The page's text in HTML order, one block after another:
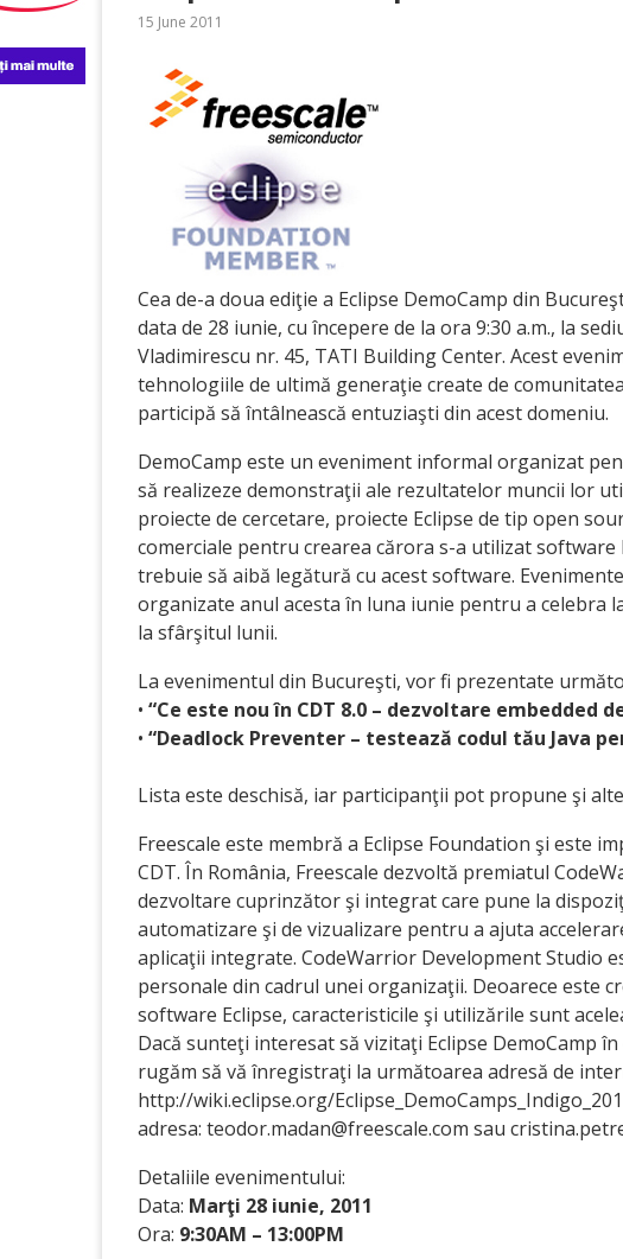
15 June 2011
Cea de-a doua ediţie a Eclipse DemoCamp din
data de 28 iunie, cu începere de la ora 9:30 a.m., la
Vladimirescu nr. 45, TATI Building Center. Acest
tehnologiile de ultimă generaţie create de
participă să întâlnească entuziaşti din acest domeniu.
DemoCamp este un eveniment informal organizat
să realizeze demonstraţii ale rezultatelor muncii lor
proiecte de cercetare, proiecte Eclipse de tip open
comerciale pentru crearea cărora s-a utilizat
trebuie să aibă legătură cu acest software.
organizate anul acesta în luna iunie pentru a celebra
la sfârşitul lunii.
La evenimentul din Bucureşti, vor fi prezentate
• “Ce este nou în CDT 8.0 – dezvoltare embedded
• “Deadlock Preventer – testează codul tău Java
Lista este deschisă, iar participanţii pot propune şi
Freescale este membră a Eclipse Foundation şi este
CDT. În România, Freescale dezvoltă premiatul
dezvoltare cuprinzător şi integrat care pune la
automatizare şi de vizualizare pentru a ajuta
aplicaţii integrate. CodeWarrior Development Studio
personale din cadrul unei organizaţii. Deoarece este
software Eclipse, caracteristicile şi utilizările sunt
Dacă sunteţi interesat să vizitaţi Eclipse DemoCamp
rugăm să vă înregistraţi la următoarea adresă de
http://wiki.eclipse.org/
adresa: teodor.madan@freescale.com sau
Detaliile evenimentului:
Data: Marţi 28 iunie, 2011
Ora: 9:30AM – 13:00PM